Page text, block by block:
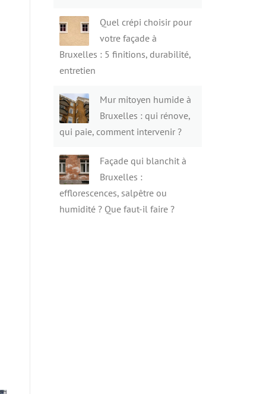
Quel crépi choisir pour
votre façade à
Bruxelles : 5 finitions, durabilité,
entretien
Mur mitoyen humide à
Bruxelles : qui rénove,
qui paie, comment intervenir ?
Façade qui blanchit à
Bruxelles :
efflorescences, salpêtre ou
humidité ? Que faut-il faire ?